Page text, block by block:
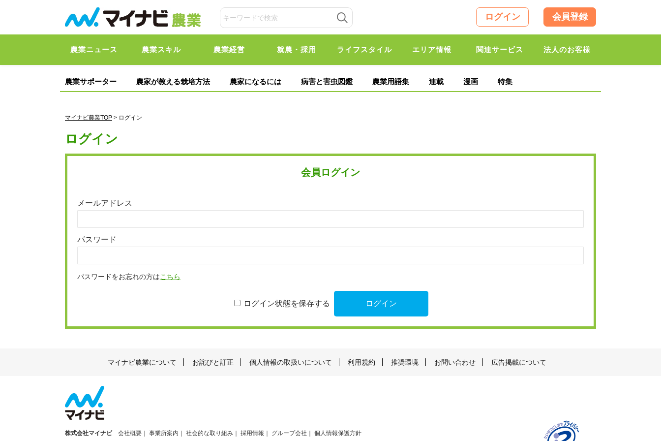
ログイン 会員登録
農業ニュース 農業スキル 農業経営 就農・採用 ライフスタイル エリア情報 関連サービス 法人のお客様
農業サポーター 農家が教える栽培方法 農家になるには 病害と害虫図鑑 農業用語集 連載 漫画 特集
マイナビ農業TOP > ログイン
ログイン
会員ログイン
メールアドレス
パスワード
パスワードをお忘れの方はこちら
ログイン状態を保存する
マイナビ農業について お詫びと訂正 個人情報の取扱いについて 利用規約 推奨環境 お問い合わせ 広告掲載について
株式会社マイナビ 会社概要 事業所案内 社会的な取り組み 採用情報 グループ会社 個人情報保護方針